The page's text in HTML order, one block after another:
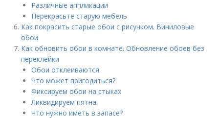
Различные аппликации
Перекрасьте старую мебель
Как покрасить старые обои с рисунком. Виниловые
обои
Как обновить обои в комнате. Обновление обоев без
переклейки
Обои отклеиваются
Что может пригодиться?
Фиксируем обои на стыках
Ликвидируем пятна
Что нужно иметь в запасе?